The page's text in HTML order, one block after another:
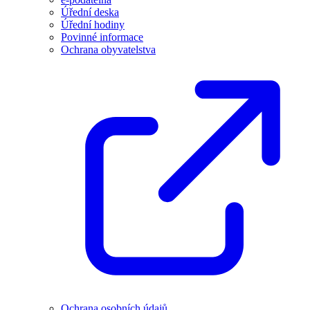
Úřední deska
Úřední hodiny
Povinné informace
Ochrana obyvatelstva